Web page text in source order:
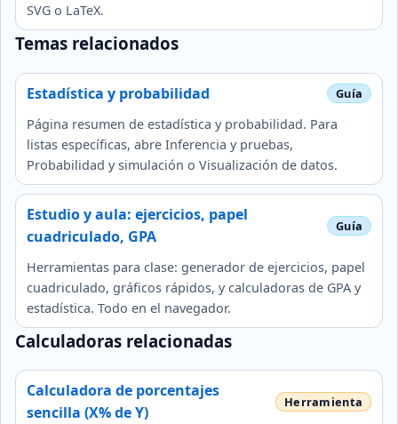
SVG o LaTeX.
Temas relacionados
Estadística y probabilidad
Página resumen de estadística y probabilidad. Para
listas específicas, abre Inferencia y pruebas,
Probabilidad y simulación o Visualización de datos.
Estudio y aula: ejercicios, papel
cuadriculado, GPA
Herramientas para clase: generador de ejercicios, papel
cuadriculado, gráficos rápidos, y calculadoras de GPA y
estadística. Todo en el navegador.
Calculadoras relacionadas
Calculadora de porcentajes
sencilla (X% de Y)